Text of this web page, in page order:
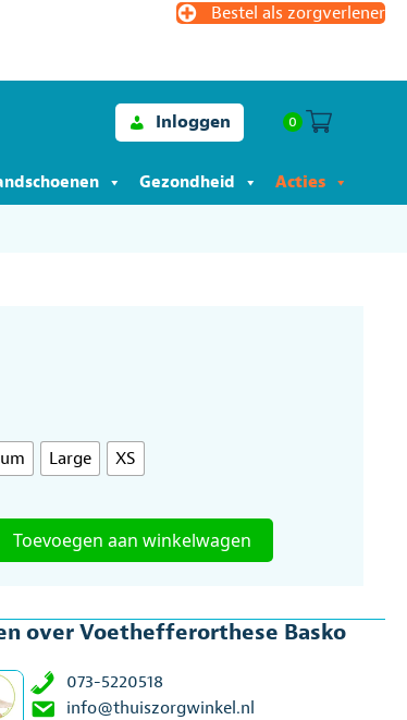
Bestel als zorgverlener
Inloggen 0
Gezondheid Acties
Large XS
Toevoegen aan winkelwagen
over Voethefferorthese Basko
073-5220518
info@thuiszorgwinkel.nl